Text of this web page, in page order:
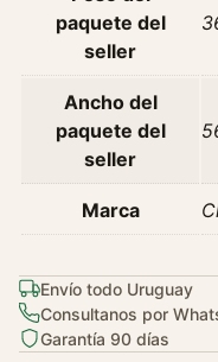
paquete del
seller
Ancho del
paquete del
seller
Marca
Envío todo Uruguay
Consultanos por
Garantía 90 días